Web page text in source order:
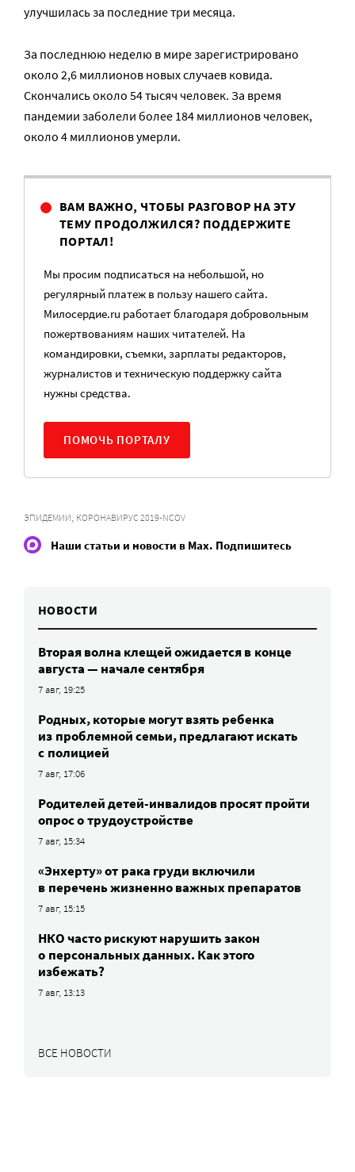
улучшилась за последние три месяца.
За последнюю неделю в мире зарегистрировано
около 2,6 миллионов новых случаев ковида.
Скончались около 54 тысяч человек. За время
пандемии заболели более 184 миллионов человек,
около 4 миллионов умерли.
ВАМ ВАЖНО, ЧТОБЫ РАЗГОВОР НА ЭТУ
ТЕМУ ПРОДОЛЖИЛСЯ? ПОДДЕРЖИТЕ
ПОРТАЛ!
Мы просим подписаться на небольшой, но
регулярный платеж в пользу нашего сайта.
Милосердие.ru работает благодаря добровольным
пожертвованиям наших читателей. На
командировки, съемки, зарплаты редакторов,
журналистов и техническую поддержку сайта
нужны средства.
ПОМОЧЬ ПОРТАЛУ
ЭПИДЕМИИ, КОРОНАВИРУС 2019-NCOV
Наши статьи и новости в Max. Подпишитесь
НОВОСТИ
Вторая волна клещей ожидается в конце
августа — начале сентября
7 авг, 19:25
Родных, которые могут взять ребенка
из проблемной семьи, предлагают искать
с полицией
7 авг, 17:06
Родителей детей-инвалидов просят пройти
опрос о трудоустройстве
7 авг, 15:34
«Энхерту» от рака груди включили
в перечень жизненно важных препаратов
7 авг, 15:15
НКО часто рискуют нарушить закон
о персональных данных. Как этого
избежать?
7 авг, 13:13
ВСЕ НОВОСТИ